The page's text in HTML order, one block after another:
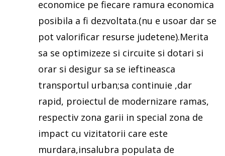
economice pe fiecare ramura economica
posibila a fi dezvoltata.(nu e usoar dar se
pot valorificar resurse judetene).Merita
sa se optimizeze si circuite si dotari si
orar si desigur sa se ieftineasca
transportul urban;sa continuie ,dar
rapid, proiectul de modernizare ramas,
respectiv zona garii in special zona de
impact cu vizitatorii care este
murdara,insalubra populata de